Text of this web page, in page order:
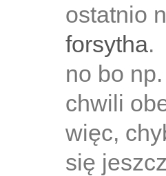
ostatnio
forsytha.
no bo
chwili
więc,
się